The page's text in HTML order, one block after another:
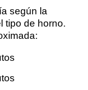
según la
tipo de horno.